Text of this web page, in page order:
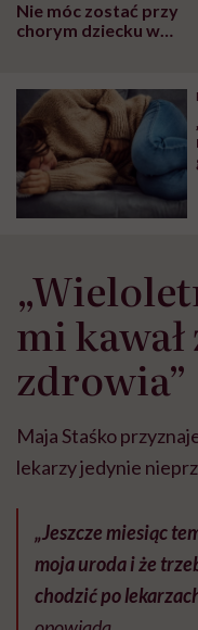
Nie móc zostać przy
chorym dziecku w
może chyba tylko
głupota i brak
wyobraźni"
mi
zdrowia”
Maja Staśko
lekarzy jedynie
„Jeszcze miesiąc
moja uroda i że
chodzić po